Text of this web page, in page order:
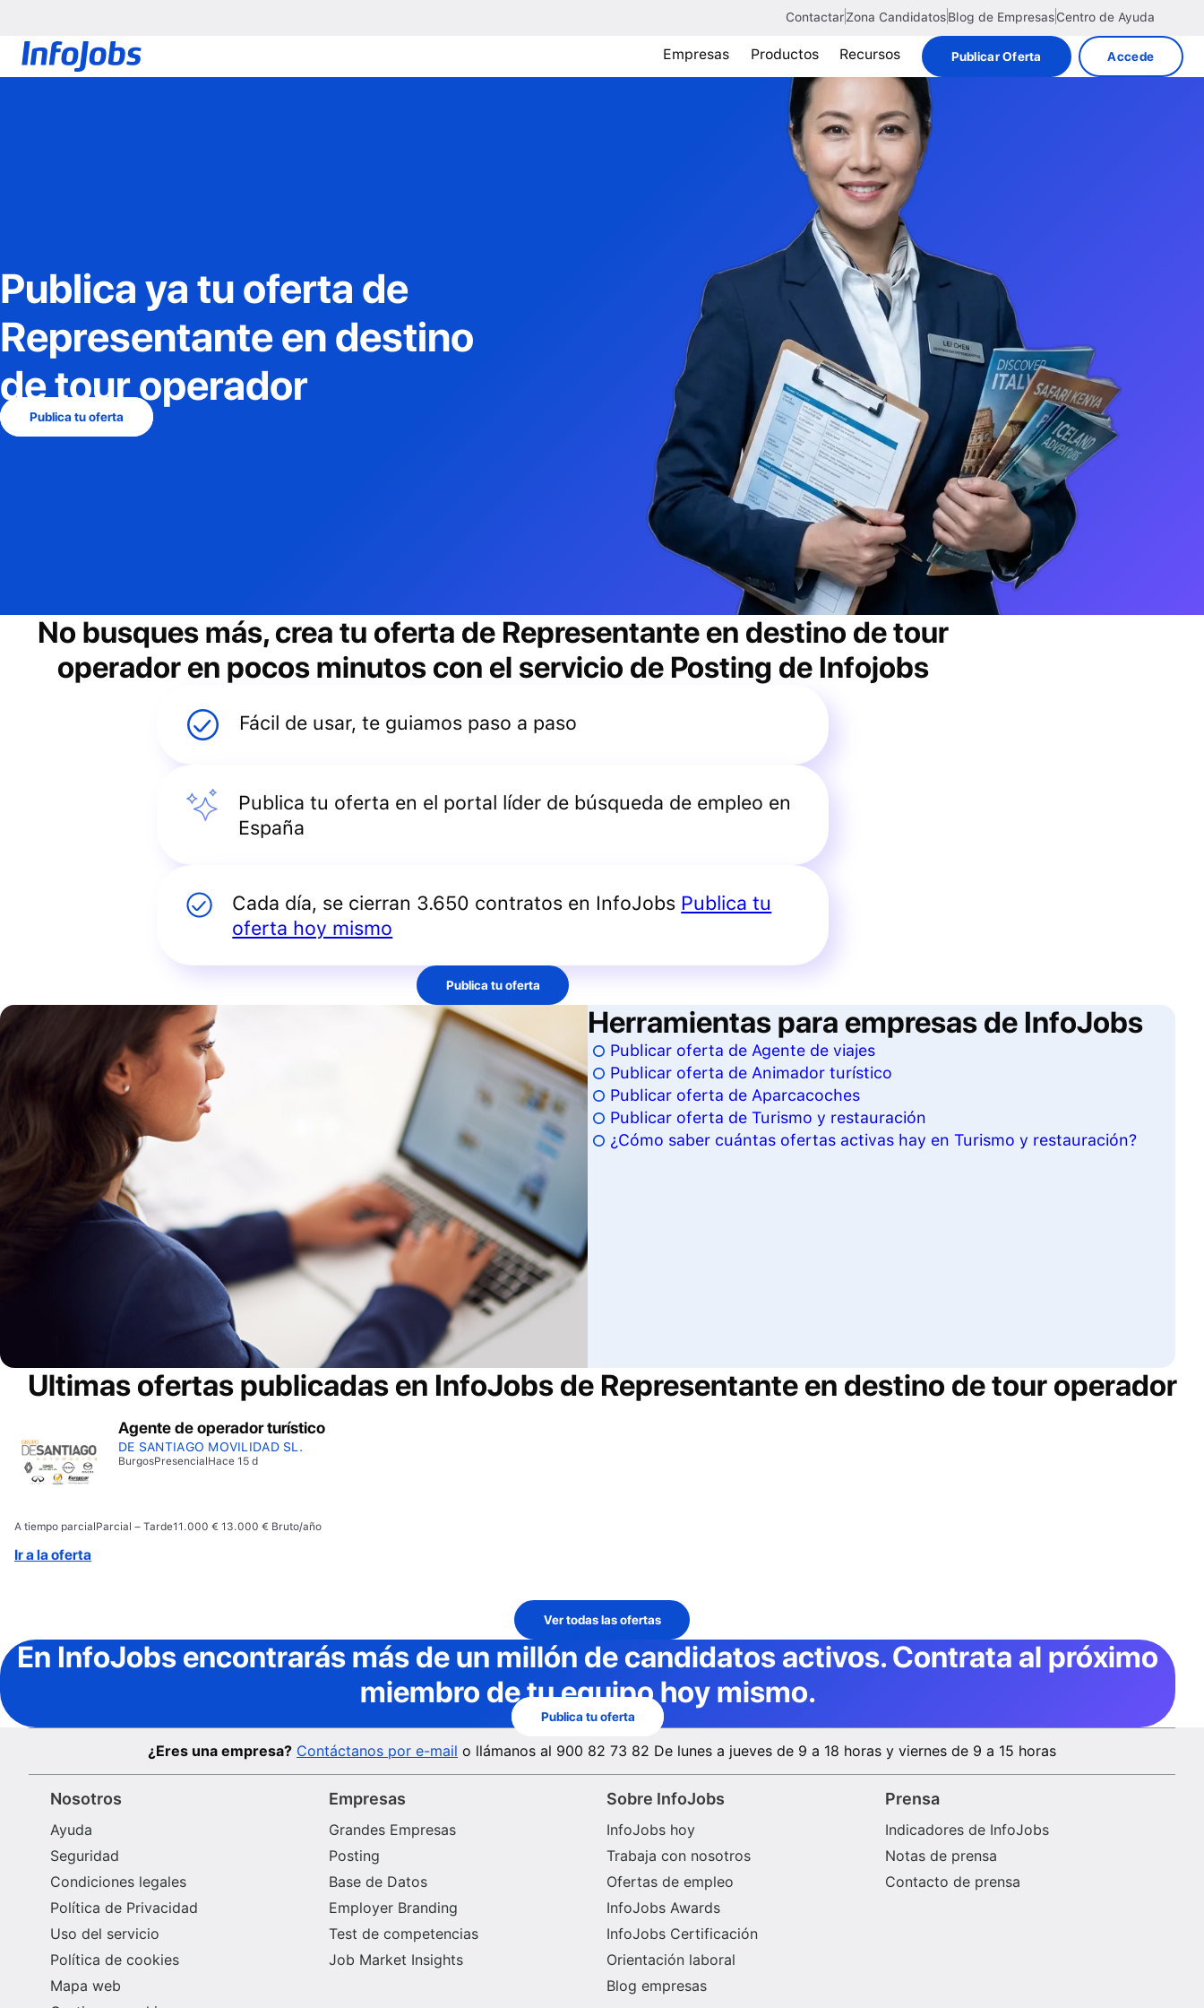
ContactarZona CandidatosBlog de EmpresasCentro de Ayuda
Empresas Productos Recursos Publicar Oferta Accede
Publica ya tu oferta de
Representante en destino
de tour operador
Publica tu oferta
No busques más, crea tu oferta de Representante en destino de tour
operadoren pocos minutos con el servicio de Posting de Infojobs
Fácil de usar, te guiamos paso a paso
Publica tu oferta en el portal líder de búsqueda de empleo en
España
Cada día, se cierran 3.650 contratos en InfoJobs Publica tu
oferta hoy mismo
Publica tu oferta
Herramientas para empresas de InfoJobs
Publicar oferta de Agente de viajes
Publicar oferta de Animador turístico
Publicar oferta de Aparcacoches
Publicar oferta de Turismo y restauración
¿Cómo saber cuántas ofertas activas hay en Turismo y restauración?
Ultimas ofertas publicadas en InfoJobs de Representante en destino de tour operador
Agente de operador turístico
DE SANTIAGO MOVILIDAD SL.
BurgosPresencialHace 15 d
A tiempo parcialParcial – Tarde11.000 € 13.000 € Bruto/año
Ir a la oferta
Ver todas las ofertas
En InfoJobs encontrarás más de un millón de candidatos activos. Contrata al próximo
miembro de tu equipo hoy mismo.
Publica tu oferta
¿Eres una empresa? Contáctanos por e-mail o llámanos al 900 82 73 82 De lunes a jueves de 9 a 18 horas y viernes de 9 a 15 horas
Nosotros
Ayuda
Seguridad
Condiciones legales
Política de Privacidad
Uso del servicio
Política de cookies
Mapa web
Empresas
Grandes Empresas
Posting
Base de Datos
Employer Branding
Test de competencias
Job Market Insights
Sobre InfoJobs
InfoJobs hoy
Trabaja con nosotros
Ofertas de empleo
InfoJobs Awards
InfoJobs Certificación
Orientación laboral
Blog empresas
Prensa
Indicadores de InfoJobs
Notas de prensa
Contacto de prensa